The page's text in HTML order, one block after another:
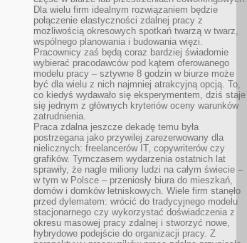
Dla wielu firm idealnym rozwiązaniem będzie
połączenie elastyczności zdalnej pracy z
możliwością okresowych spotkań twarzą w twarz,
wspólnego planowania i budowania więzi.
Pracownicy zaś będą coraz bardziej świadomie
wybierać pracodawców pod kątem oferowanego
modelu pracy – sztywne 8 godzin w biurze może
być dla wielu z nich najmniej atrakcyjną opcją. To,
co kiedyś wydawało się eksperymentem, dziś staje
się jednym z głównych kryteriów oceny warunków
zatrudnienia.
Praca zdalna jeszcze dekadę temu była
postrzegana jako przywilej zarezerwowany dla
nielicznych: freelancerów IT, copywriterów czy
grafików. Tymczasem wydarzenia ostatnich lat
sprawiły, że nagle miliony ludzi na całym świecie –
w tym w Polsce – przeniosły biura do mieszkań,
domów i domków letniskowych. Wiele firm stanęło
przed dylematem: wrócić do tradycyjnego modelu
stacjonarnego czy wykorzystać doświadczenia z
okresu masowej pracy zdalnej i stworzyć nowe,
hybrydowe podejście do organizacji pracy. Z